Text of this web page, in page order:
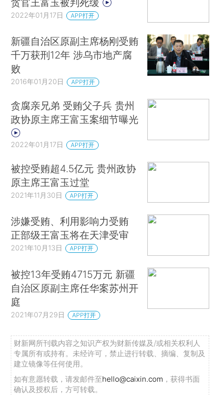
2022年01月17日 APP打开
新疆自治区原副主席杨刚受贿
千万获刑12年 涉乌市地产腐
败
2016年01月20日 APP打开
贪腐亲兄弟 受贿父子兵 贵州
政协原主席王富玉案细节曝光
2022年01月17日 APP打开
被控受贿超4.5亿元 贵州政协
原主席王富玉过堂
2021年11月30日 APP打开
涉嫌受贿、利用影响力受贿
正部级王富玉将在天津受审
2021年10月13日 APP打开
被控13年受贿4715万元 新疆
自治区原副主席任华案苏州开
庭
2021年07月29日 APP打开
财新网所刊载内容之知识产权为财新传媒及/或相关权利人
专属所有或持有。未经许可，禁止进行转载、摘编、复制及
建立镜像等任何使用。
如有意愿转载，请发邮件至hello@caixin.com ，获得书面
确认及授权后，方可转载。